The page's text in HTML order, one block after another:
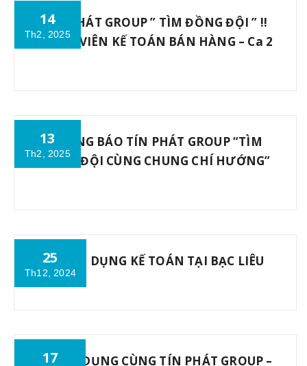
14
Th2, 2025
TÍN PHÁT GROUP ” TÌM ĐỒNG ĐỘI ” ‼
NHÂN VIÊN KẾ TOÁN BÁN HÀNG – Ca 2
13
Th2, 2025
THÔNG BÁO TÍN PHÁT GROUP “TÌM
ĐỒNG ĐỘI CÙNG CHUNG CHÍ HƯỚNG”
25
Th12, 2024
TUYỂN DỤNG KẾ TOÁN TẠI BẠC LIÊU
17
TUYỂN DỤNG CÙNG TÍN PHÁT GROUP –